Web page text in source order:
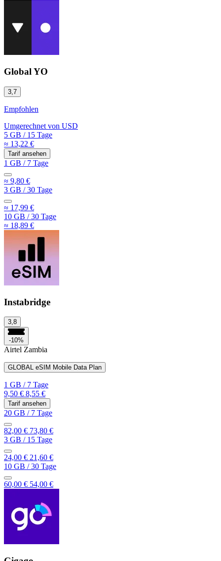
Global YO
3,7
Empfohlen
Umgerechnet von USD
5 GB /15 Tage
≈ 13,22 €
Tarif ansehen
1 GB /7 Tage
≈ 9,80 €
3 GB /30 Tage
≈ 17,99 €
10 GB /30 Tage
≈ 18,89 €
Instabridge
3,8
-10%
Airtel Zambia
GLOBAL eSIM Mobile Data Plan
1 GB /7 Tage
9,50 € 8,55 €
Tarif ansehen
20 GB /7 Tage
82,00 € 73,80 €
3 GB /15 Tage
24,00 € 21,60 €
10 GB /30 Tage
60,00 € 54,00 €